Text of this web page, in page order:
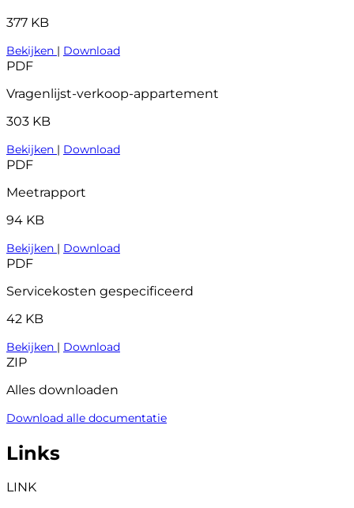
377 KB
Bekijken | Download
PDF
Vragenlijst-verkoop-appartement
303 KB
Bekijken | Download
PDF
Meetrapport
94 KB
Bekijken | Download
PDF
Servicekosten gespecificeerd
42 KB
Bekijken | Download
ZIP
Alles downloaden
Download alle documentatie
Links
LINK